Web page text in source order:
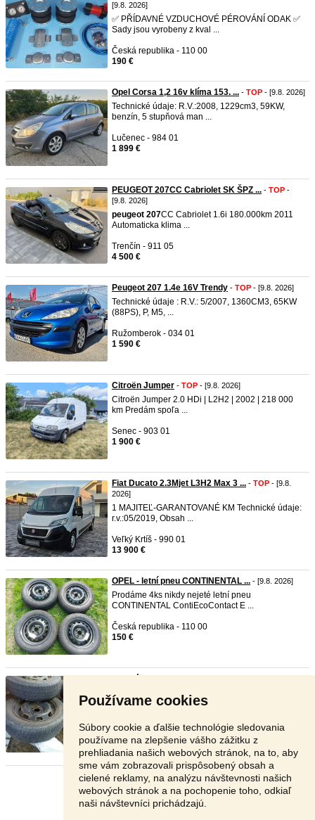
Používame cookies
Súbory cookie a ďalšie technológie sledovania
používame na zlepšenie vášho zážitku z
prehliadania našich webových stránok, na to, aby
sme vám zobrazovali prispôsobený obsah a
cielené reklamy, na analýzu návštevnosti našich
webových stránok a na pochopenie toho, odkiaľ
naši návštevníci prichádzajú.
[9.8. 2026]
✅ PŘÍDAVNÉ VZDUCHOVÉ PÉROVÁNÍ ODAK ✅
Sady jsou vyrobeny z kval ...
Česká republika - 110 00
190 €
Opel Corsa 1,2 16v klíma 153. ... - TOP - [9.8. 2026]
Technické údaje: R.V.:2008, 1229cm3, 59KW,
benzín, 5 stupňová man ...
Lučenec - 984 01
1 899 €
PEUGEOT 207CC Cabriolet SK ŠPZ ... - TOP -
[9.8. 2026]
peugeot 207CC Cabriolet 1.6i 180.000km 2011
Automaticka klima ...
Trenčín - 911 05
4 500 €
Peugeot 207 1.4e 16V Trendy - TOP - [9.8. 2026]
Technické údaje : R.V.: 5/2007, 1360CM3, 65KW
(88PS), P, M5, ...
Ružomberok - 034 01
1 590 €
Citroën Jumper - TOP - [9.8. 2026]
Citroën Jumper 2.0 HDi | L2H2 | 2002 | 218 000
km Predám spoľa ...
Senec - 903 01
1 900 €
Fiat Ducato 2.3Mjet L3H2 Max 3 ... - TOP - [9.8.
2026]
1 MAJITEĽ-GARANTOVANÉ KM Technické údaje:
r.v.:05/2019, Obsah ...
Veľký Krtíš - 990 01
13 900 €
OPEL - letní pneu CONTINENTAL ... - [9.8. 2026]
Prodáme 4ks nikdy nejeté letní pneu
CONTINENTAL ContiEcoContact E ...
Česká republika - 110 00
150 €
185 / 65 R15 zimne Predám sadu originálnych
plechových diskov eu ...
Vranov nad Topľou - 093 03
Stránka: 1 2 3 Ďalšia